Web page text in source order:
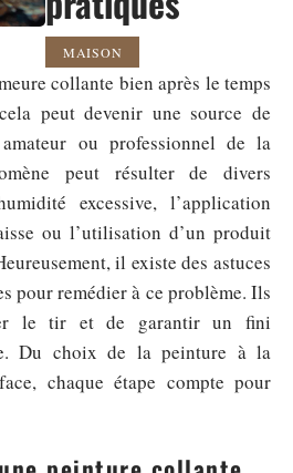
MAISON
collante bien après le temps
peut devenir une source de
ou professionnel de la
peut résulter de divers
excessive, l’application
ou l’utilisation d’un produit
il existe des astuces
pour remédier à ce problème. Ils
le tir et de garantir un fini
Du choix de la peinture à la
chaque étape compte pour